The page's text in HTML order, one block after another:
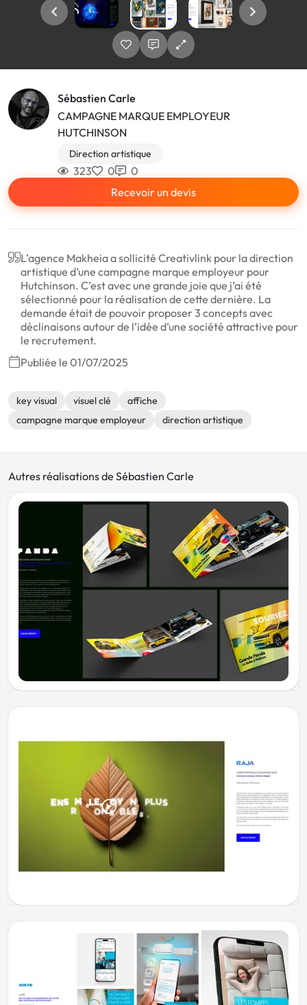
Sébastien Carle
CAMPAGNE MARQUE EMPLOYEUR
HUTCHINSON
Direction artistique
323 0
0
Recevoir un devis
L’agence Makheia a sollicité Creativlink pour la direction
artistique d’une campagne marque employeur pour
Hutchinson. C’est avec une grande joie que j’ai été
sélectionné pour la réalisation de cette dernière. La
demande était de pouvoir proposer 3 concepts avec
déclinaisons autour de l’idée d’une société attractive pour
le recrutement.
Publiée le 01/07/2025
key visual visuel clé
affiche
campagne marque employeur
direction artistique
Autres réalisations de Sébastien Carle